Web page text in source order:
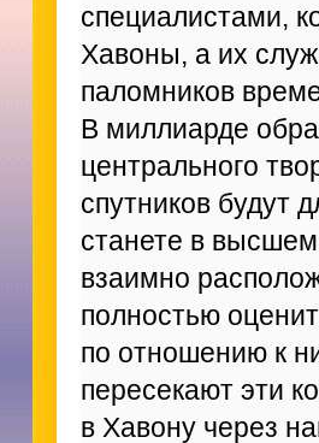
специалистами,
Хавоны, а их
паломников
В миллиарде
центрального
спутников будут
станете в
взаимно
полностью
по отношению к
пересекают эти
в Хавону через